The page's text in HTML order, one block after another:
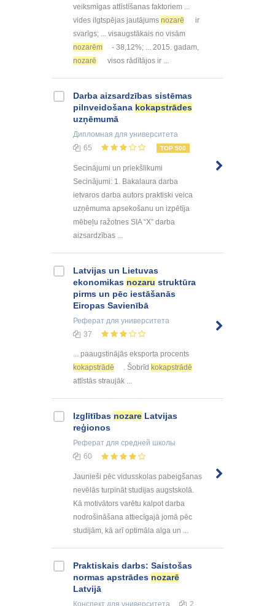
veiksmīgas attīstīšanas faktoriem ...
vides ilgtspējas jautājums nozarē
ir
svarīgs; ... visaugstākais no visām
nozarēm
- 38,12%; ... 2015. gadam,
nozarē
visos rādītājos ir ...
Darba aizsardzības sistēmas
pilnveidošana kokapstrādes
uzņēmumā
Дипломная для университета
65
TOP 500
Secinājumi un priekšlikumi
Secinājumi: 1. Bakalaura darba
ietvaros darba autors praktiski veica
uzņēmuma apsekošanu un izpētīja
mēbeļu ražotnes SIA “X” darba
aizsardzības ...
Latvijas un Lietuvas
ekonomikas nozaru struktūra
pirms un pēc iestāšanās
Eiropas Savienībā
Реферат для университета
37
... paaugstinājās eksporta procents
kokapstrādē
. Šobrīd kokapstrādē
attīstās straujāk ...
Izglītības nozare Latvijas
reģionos
Реферат для средней школы
60
Jaunieši pēc vidusskolas pabeigšanas
nevēlās turpināt studijas augstskolā.
Kā motivātors varētu kalpot darba
nodrošināšana attiecīgajā jomā pēc
studijām, kā arī optimāla alga un ...
Praktiskais darbs: Saistošas
normas apstrādes nozarē
Latvijā